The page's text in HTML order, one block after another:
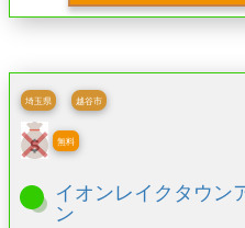
埼玉県 越谷市
無料
イオンレイクタウ
ン